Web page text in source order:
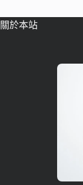
關於本站